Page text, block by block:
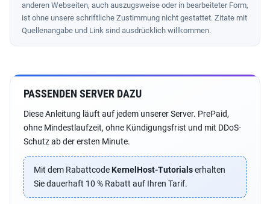
anderen Webseiten, auch auszugsweise oder in bearbeiteter Form,
ist ohne unsere schriftliche Zustimmung nicht gestattet. Zitate mit
Quellenangabe und Link sind ausdrücklich willkommen.
PASSENDEN SERVER DAZU
Diese Anleitung läuft auf jedem unserer Server. PrePaid,
ohne Mindestlaufzeit, ohne Kündigungsfrist und mit DDoS-
Schutz ab der ersten Minute.
Mit dem RabattcodeKernelHost-Tutorialserhalten
Sie dauerhaft 10 % Rabatt auf Ihren Tarif.